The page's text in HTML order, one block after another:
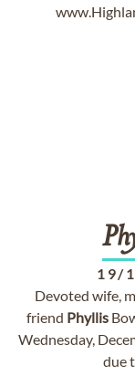
19/
Devoted wife,
friend Phyllis
Wednesday,
due